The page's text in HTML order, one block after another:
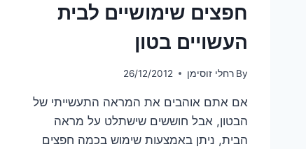
חפצים שימושיים לבית
העשויים בטון
By רחלי זוסימן 26/12/2012
אם אתם אוהבים את המראה התעשייתי של
הבטון, אבל חוששים שישתלט על מראה
הבית, ניתן באמצעות שימוש בכמה חפצים